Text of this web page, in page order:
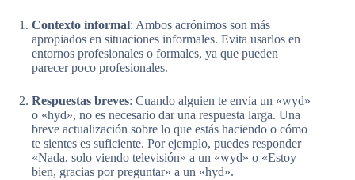
Contexto informal: Ambos acrónimos son más
apropiados en situaciones informales. Evita usarlos en
entornos profesionales o formales, ya que pueden
parecer poco profesionales.
Respuestas breves: Cuando alguien te envía un «wyd»
o «hyd», no es necesario dar una respuesta larga. Una
breve actualización sobre lo que estás haciendo o cómo
te sientes es suficiente. Por ejemplo, puedes responder
«Nada, solo viendo televisión» a un «wyd» o «Estoy
bien, gracias por preguntar» a un «hyd».